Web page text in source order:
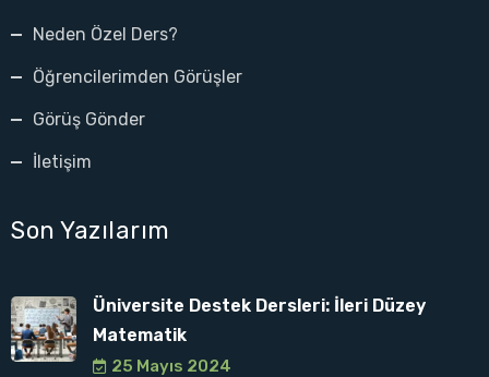
Neden Özel Ders?
Öğrencilerimden Görüşler
Görüş Gönder
İletişim
Son Yazılarım
Üniversite Destek Dersleri: İleri Düzey
Matematik
25 Mayıs 2024